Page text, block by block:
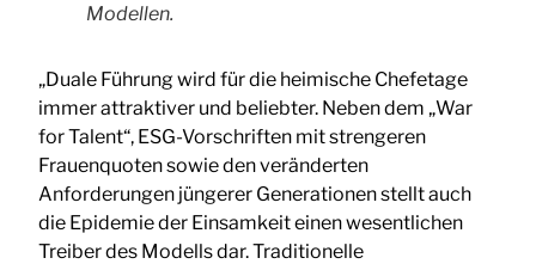
Modellen.
„Duale Führung wird für die heimische Chefetage
immer attraktiver und beliebter. Neben dem „War
for Talent“, ESG-Vorschriften mit strengeren
Frauenquoten sowie den veränderten
Anforderungen jüngerer Generationen stellt auch
die Epidemie der Einsamkeit einen wesentlichen
Treiber des Modells dar. Traditionelle